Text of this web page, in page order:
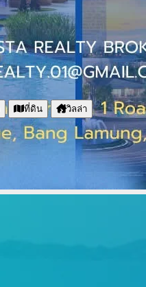
ที่ดิน
วิลล่า